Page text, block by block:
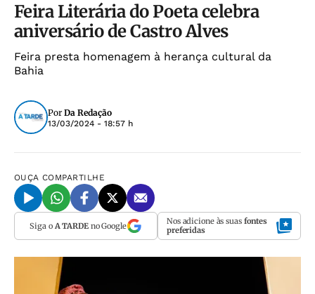
Feira Literária do Poeta celebra
aniversário de Castro Alves
Feira presta homenagem à herança cultural da
Bahia
Por Da Redação
13/03/2024 - 18:57 h
OUÇA COMPARTILHE
Siga o A TARDEno Google Nos adicione às suas fontes
preferidas